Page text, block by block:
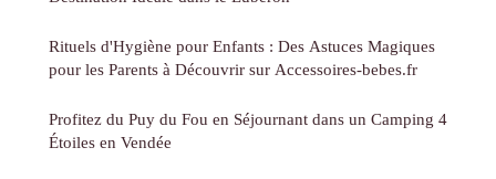
Rituels d'Hygiène pour Enfants : Des Astuces Magiques
pour les Parents à Découvrir sur Accessoires-bebes.fr
Profitez du Puy du Fou en Séjournant dans un Camping 4
Étoiles en Vendée